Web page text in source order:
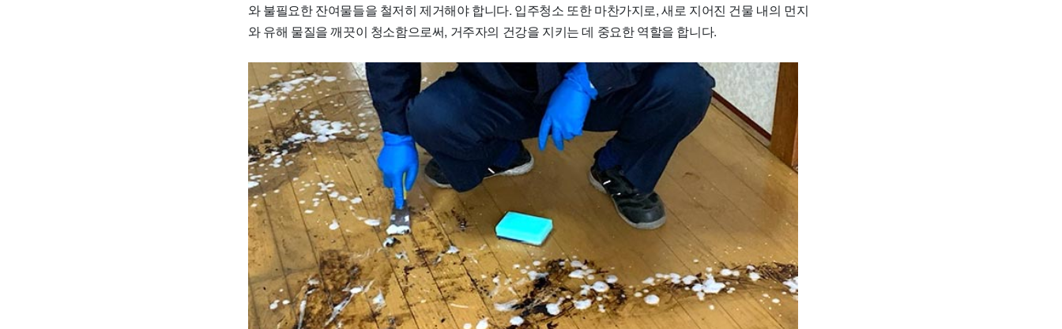
와 불필요한 잔여물들을 철저히 제거해야 합니다. 입주청소 또한 마찬가지로, 새로 지어진 건물 내의 먼지
와 유해 물질을 깨끗이 청소함으로써, 거주자의 건강을 지키는 데 중요한 역할을 합니다.